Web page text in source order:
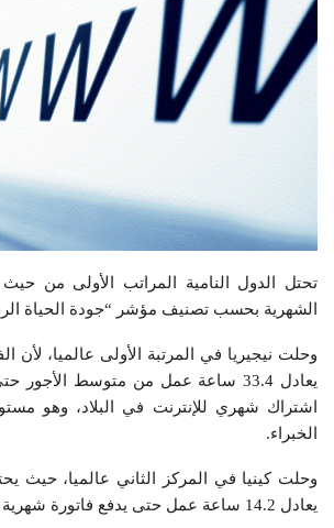
تحتل الدول النامية المراتب الأولى من حيث
الشهرية بحسب تصنيف مؤشر “جودة الحياة
وحلت نيجيريا في المرتبة الأولى عالميا، لأن
يعادل 33.4 ساعة عمل من متوسط
اشتراك شهري للإنترنت في البلاد، وهو
الخبراء.
وحلت كينيا في المركز الثاني عالميا، حيث
يعادل 14.2 ساعة عمل حتى يدفع فاتورة شهرية للإنترنت.